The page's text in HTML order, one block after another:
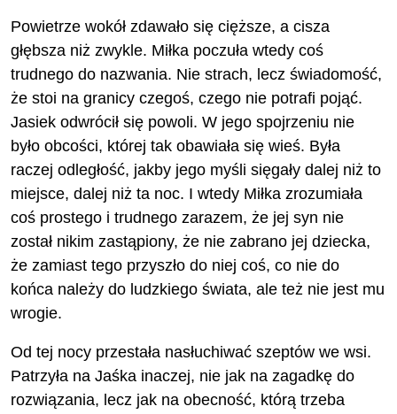
Powietrze wokół zdawało się cięższe, a cisza
głębsza niż zwykle. Miłka poczuła wtedy coś
trudnego do nazwania. Nie strach, lecz świadomość,
że stoi na granicy czegoś, czego nie potrafi pojąć.
Jasiek odwrócił się powoli. W jego spojrzeniu nie
było obcości, której tak obawiała się wieś. Była
raczej odległość, jakby jego myśli sięgały dalej niż to
miejsce, dalej niż ta noc. I wtedy Miłka zrozumiała
coś prostego i trudnego zarazem, że jej syn nie
został nikim zastąpiony, że nie zabrano jej dziecka,
że zamiast tego przyszło do niej coś, co nie do
końca należy do ludzkiego świata, ale też nie jest mu
wrogie.
Od tej nocy przestała nasłuchiwać szeptów we wsi.
Patrzyła na Jaśka inaczej, nie jak na zagadkę do
rozwiązania, lecz jak na obecność, którą trzeba